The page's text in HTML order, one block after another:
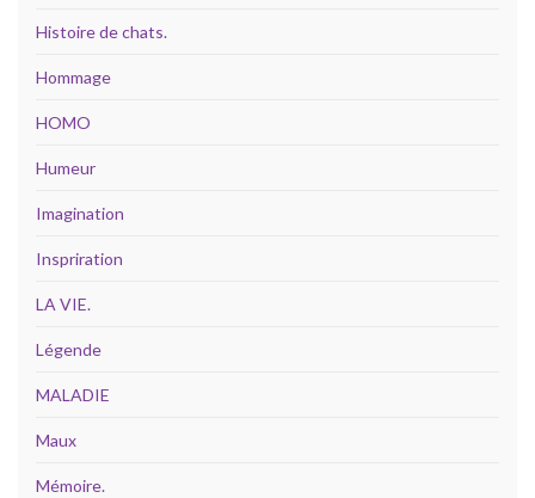
Histoire de chats.
Hommage
HOMO
Humeur
Imagination
Inspriration
LA VIE.
Légende
MALADIE
Maux
Mémoire.